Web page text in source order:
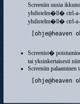
Screeniin uusia
yhdistelm�ll� ctrl-a-
yhdistelm�ll� ctrl-a-
[ohje@heaven
Screenist�
tai yksinkertaisesti
Screeniin palaaminen